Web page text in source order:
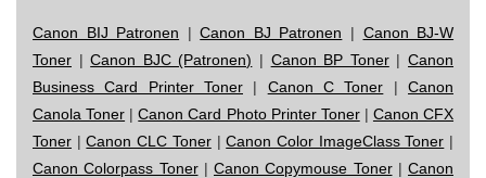
Canon BIJ Patronen |Canon BJ Patronen | Canon BJ-W
Toner |Canon BJC (Patronen) | Canon BP Toner|Canon
Business Card Printer Toner | Canon C Toner |Canon
Canola Toner |Canon Card Photo Printer Toner| Canon CFX
Toner |Canon CLC Toner|Canon Color ImageClass Toner |
Canon Colorpass Toner| Canon Copymouse Toner| Canon